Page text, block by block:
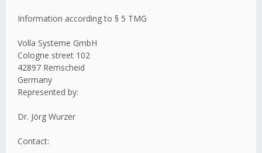
Information according to § 5 TMG
Volla Systeme GmbH
Cologne street 102
42897 Remscheid
Germany
Represented by:
Dr. Jörg Wurzer
Contact: